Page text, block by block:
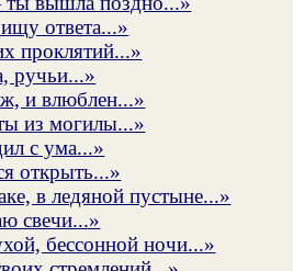
ответа...»
проклятий...»
ручьи...»
и влюблен...»
из могилы...»
с ума...»
открыть...»
в ледяной пустыне...»
свечи...»
бессонной ночи...»